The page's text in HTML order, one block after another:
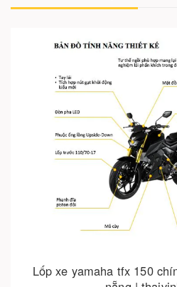
Lốp xe yamaha tfx 150
Cho vào giỏ